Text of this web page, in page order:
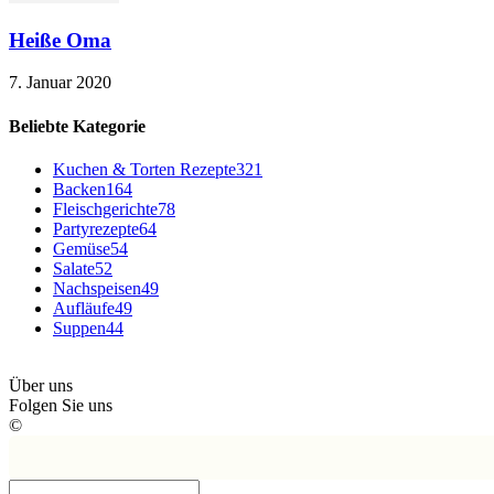
Heiße Oma
7. Januar 2020
Beliebte Kategorie
Kuchen & Torten Rezepte321
Backen164
Fleischgerichte78
Partyrezepte64
Gemüse54
Salate52
Nachspeisen49
Aufläufe49
Suppen44
Über uns
Folgen Sie uns
©